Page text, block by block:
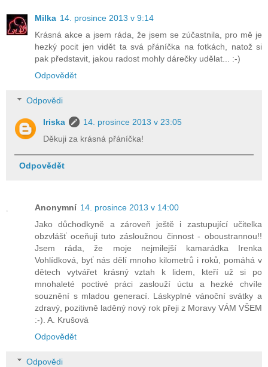
Milka 14. prosince 2013 v 9:14
Krásná akce a jsem ráda, že jsem se zúčastnila, pro mě je
hezký pocit jen vidět ta svá přáníčka na fotkách, natož si
pak představit, jakou radost mohly dárečky udělat... :-)
Odpovědět
Odpovědi
Iriska
14. prosince 2013 v 23:05
Děkuji za krásná přáníčka!
Odpovědět
Anonymní 14. prosince 2013 v 14:00
Jako důchodkyně a zároveň ještě i zastupující učitelka
obzvlášť oceňuji tuto zásloužnou činnost - oboustrannou!!
Jsem ráda, že moje nejmilejší kamarádka Irenka
Vohlídková, byť nás dělí mnoho kilometrů i roků, pomáhá v
dětech vytvářet krásný vztah k lidem, kteří už si po
mnohaleté poctivé práci zaslouží úctu a hezké chvíle
souznění s mladou generací. Láskyplné vánoční svátky a
zdravý, pozitivně laděný nový rok přeji z Moravy VÁM VŠEM
:-). A. Krušová
Odpovědět
Odpovědi